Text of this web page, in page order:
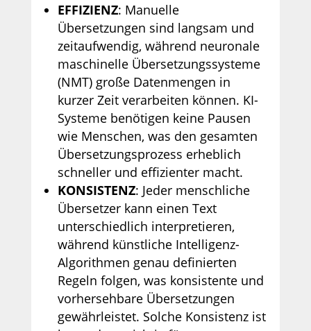
EFFIZIENZ: Manuelle
Übersetzungen sind langsam und
zeitaufwendig, während neuronale
maschinelle Übersetzungssysteme
(NMT) große Datenmengen in
kurzer Zeit verarbeiten können. KI-
Systeme benötigen keine Pausen
wie Menschen, was den gesamten
Übersetzungsprozess erheblich
schneller und effizienter macht.
KONSISTENZ: Jeder menschliche
Übersetzer kann einen Text
unterschiedlich interpretieren,
während künstliche Intelligenz-
Algorithmen genau definierten
Regeln folgen, was konsistente und
vorhersehbare Übersetzungen
gewährleistet. Solche Konsistenz ist